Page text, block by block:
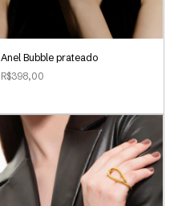
Anel Bubble prateado
R$398,00